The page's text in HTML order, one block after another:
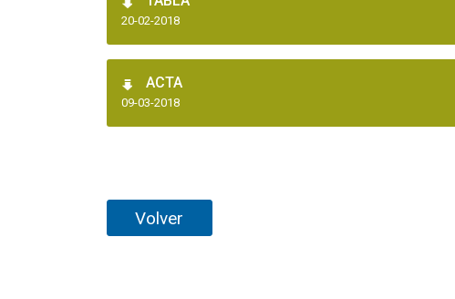
20-02-2018
ACTA
09-03-2018
Volver